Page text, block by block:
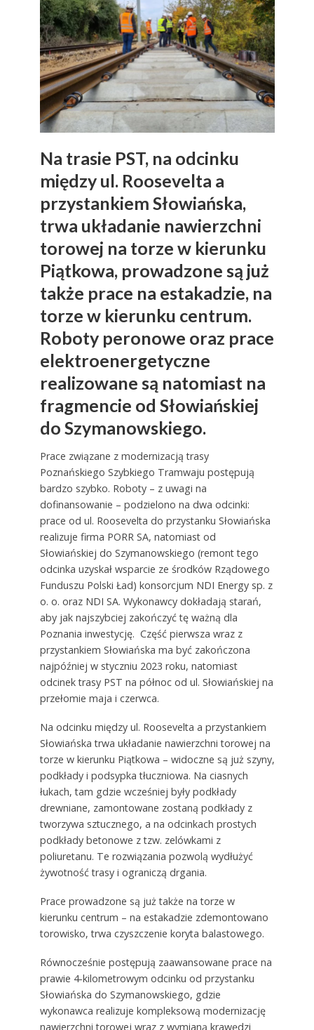
Na trasie PST, na odcinku
między ul. Roosevelta a
przystankiem Słowiańska,
trwa układanie nawierzchni
torowej na torze w kierunku
Piątkowa, prowadzone są już
także prace na estakadzie, na
torze w kierunku centrum.
Roboty peronowe oraz prace
elektroenergetyczne
realizowane są natomiast na
fragmencie od Słowiańskiej
do Szymanowskiego.
Prace związane z modernizacją trasy
Poznańskiego Szybkiego Tramwaju postępują
bardzo szybko. Roboty – z uwagi na
dofinansowanie – podzielono na dwa odcinki:
prace od ul. Roosevelta do przystanku Słowiańska
realizuje firma PORR SA, natomiast od
Słowiańskiej do Szymanowskiego (remont tego
odcinka uzyskał wsparcie ze środków Rządowego
Funduszu Polski Ład) konsorcjum NDI Energy sp. z
o. o. oraz NDI SA. Wykonawcy dokładają starań,
aby jak najszybciej zakończyć tę ważną dla
Poznania inwestycję. Część pierwsza wraz z
przystankiem Słowiańska ma być zakończona
najpóźniej w styczniu 2023 roku, natomiast
odcinek trasy PST na północ od ul. Słowiańskiej na
przełomie maja i czerwca.
Na odcinku między ul. Roosevelta a przystankiem
Słowiańska trwa układanie nawierzchni torowej na
torze w kierunku Piątkowa – widoczne są już szyny,
podkłady i podsypka tłuczniowa. Na ciasnych
łukach, tam gdzie wcześniej były podkłady
drewniane, zamontowane zostaną podkłady z
tworzywa sztucznego, a na odcinkach prostych
podkłady betonowe z tzw. zelówkami z
poliuretanu. Te rozwiązania pozwolą wydłużyć
żywotność trasy i ograniczą drgania.
Prace prowadzone są już także na torze w
kierunku centrum – na estakadzie zdemontowano
torowisko, trwa czyszczenie koryta balastowego.
Równocześnie postępują zaawansowane prace na
prawie 4-kilometrowym odcinku od przystanku
Słowiańska do Szymanowskiego, gdzie
wykonawca realizuje kompleksową modernizację
nawierzchni torowej wraz z wymianą krawędzi